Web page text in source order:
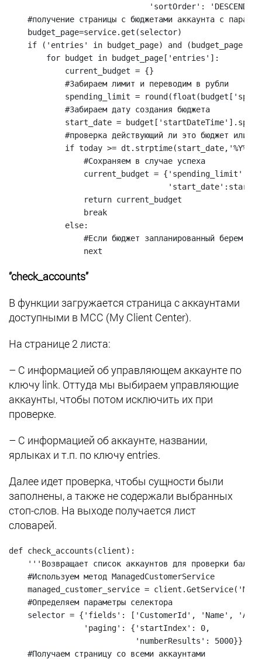
'sortOrder': 'DESCENDING'}]}
#получение страницы с бюджетами аккаунта с
budget_page=service.get(selector)
if ('entries' in budget_page) and
for budget in budget_page['entries']:
current_budget = {}
#Забираем лимит и переводим в рубли
spending_limit =
#Забираем дату создания бюджета
start_date =
#проверка действующий ли это бюджет или
if today >=
#Сохраняем в случае успеха
current_budget =
return current_budget
break
else:
#Если бюджет запланированный берем
next
‘’check_accounts’’
В функции загружается страница с аккаунтами
доступными в MCC (My Client Center).
На странице 2 листа:
– С информацией об управляющем аккаунте по
ключу link. Оттуда мы выбираем управляющие
аккаунты, чтобы потом исключить их при
проверке.
– С информацией об аккаунте, названии,
ярлыках и т.п. по ключу entries.
Далее идет проверка, чтобы сущности были
заполнены, а также не содержали выбранных
стоп-слов. На выходе получается лист
словарей.
def check_accounts(client):
'''Возвращает список аккаунтов для проверки
    #Используем метод ManagedCustomerService
managed_customer_service =
    #Определяем параметры селектора
selector = {'fields': ['CustomerId', 'Name',
                'paging': {'startIndex': 0,
'numberResults': 5000}}
#Получаем страницу со всеми